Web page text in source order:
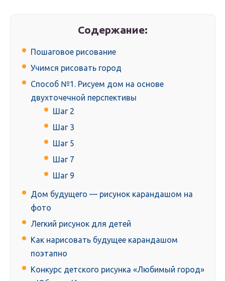
Содержание:
Пошаговое рисование
Учимся рисовать город
Способ №1. Рисуем дом на основе
двухточечной перспективы
Шаг 2
Шаг 3
Шаг 5
Шаг 7
Шаг 9
Дом будущего — рисунок карандашом на
фото
Легкий рисунок для детей
Как нарисовать будущее карандашом
поэтапно
Конкурс детского рисунка «Любимый город»